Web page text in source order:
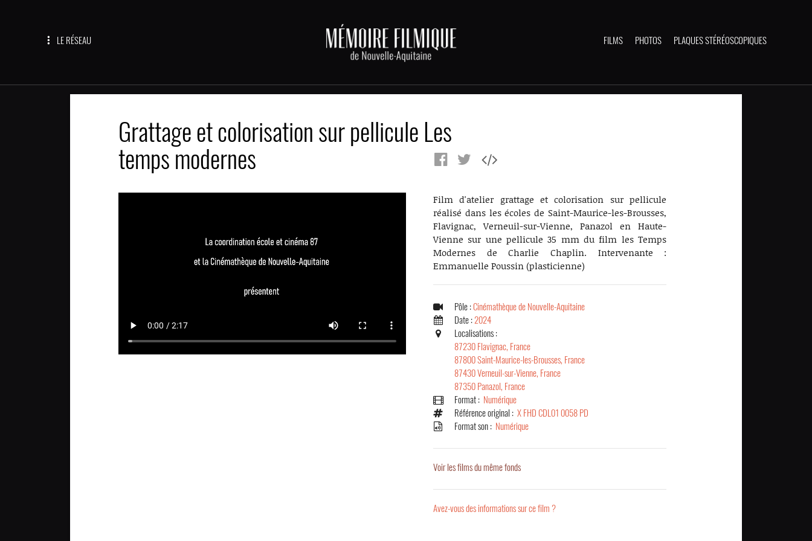
LE RÉSEAU FILMS PHOTOS PLAQUES STÉRÉOSCOPIQUES
Grattage et colorisation sur pellicule Les
temps modernes
Film d'atelier grattage et colorisation sur pellicule
réalisé dans les écoles de Saint-Maurice-les-Brousses,
Flavignac, Verneuil-sur-Vienne, Panazol en Haute-
Vienne sur une pellicule 35 mm du film les Temps
Modernes de Charlie Chaplin. Intervenante :
Emmanuelle Poussin (plasticienne)
Pôle :Cinémathèque de Nouvelle-Aquitaine
Date :2024
Localisations :
87230 Flavignac, France
87800 Saint-Maurice-les-Brousses, France
87430 Verneuil-sur-Vienne, France
87350 Panazol, France
Format : Numérique
Référence original : X FHD CDL01 0058 PD
Format son : Numérique
Voir les films du même fonds
Avez-vous des informations sur ce film ?